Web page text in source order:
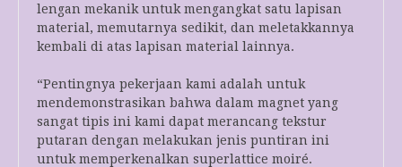
lengan mekanik untuk mengangkat satu lapisan
material, memutarnya sedikit, dan meletakkannya
kembali di atas lapisan material lainnya.
“Pentingnya pekerjaan kami adalah untuk
mendemonstrasikan bahwa dalam magnet yang
sangat tipis ini kami dapat merancang tekstur
putaran dengan melakukan jenis puntiran ini
untuk memperkenalkan superlattice moiré.